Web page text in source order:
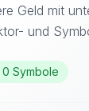
Geld mit
und
0 Symbole